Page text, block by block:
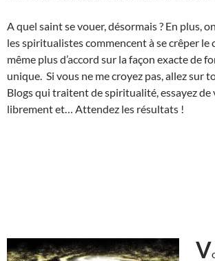
A quel saint se vouer, désormais ? En plus,
les spiritualistes commencent à se crêper le
même plus d’accord sur la façon exacte de
unique. Si vous ne me croyez pas, allez sur
Blogs qui traitent de spiritualité, essayez de
librement et… Attendez les résultats !
V